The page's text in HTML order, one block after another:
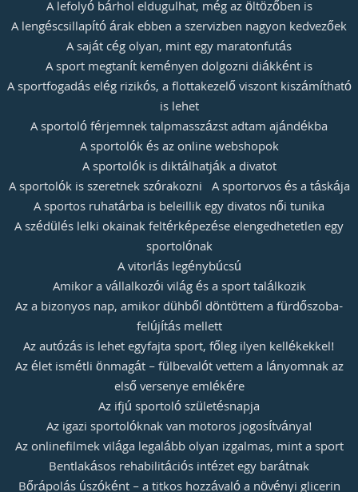
A lefolyó bárhol eldugulhat, még az öltözőben is
A lengéscsillapító árak ebben a szervizben nagyon kedvezőek
A saját cég olyan, mint egy maratonfutás
A sport megtanít keményen dolgozni diákként is
A sportfogadás elég rizikós, a flottakezelő viszont kiszámítható
is lehet
A sportoló férjemnek talpmasszázst adtam ajándékba
A sportolók és az online webshopok
A sportolók is diktálhatják a divatot
A sportolók is szeretnek szórakozni A sportorvos és a táskája
A sportos ruhatárba is beleillik egy divatos női tunika
A szédülés lelki okainak feltérképezése elengedhetetlen egy
sportolónak
A vitorlás legénybúcsú
Amikor a vállalkozói világ és a sport találkozik
Az a bizonyos nap, amikor dühből döntöttem a fürdőszoba-
felújítás mellett
Az autózás is lehet egyfajta sport, főleg ilyen kellékekkel!
Az élet ismétli önmagát – fülbevalót vettem a lányomnak az
első versenye emlékére
Az ifjú sportoló születésnapja
Az igazi sportolóknak van motoros jogosítványa!
Az onlinefilmek világa legalább olyan izgalmas, mint a sport
Bentlakásos rehabilitációs intézet egy barátnak
Bőrápolás úszóként – a titkos hozzávaló a növényi glicerin